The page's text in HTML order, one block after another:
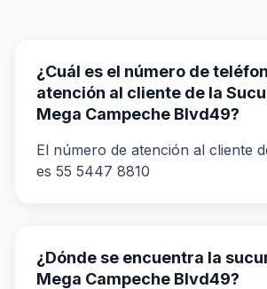
¿Cuál es el número de
atención al cliente de la
Mega Campeche Blvd49?
El número de atención al cliente
es 55 5447 8810
¿Dónde se encuentra la
Mega Campeche Blvd49?